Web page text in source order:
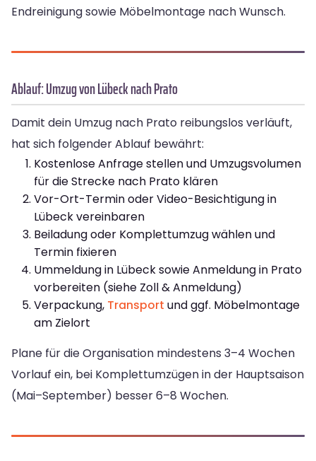
Endreinigung sowie Möbelmontage nach Wunsch.
Ablauf: Umzug von Lübeck nach Prato
Damit dein Umzug nach Prato reibungslos verläuft,
hat sich folgender Ablauf bewährt:
Kostenlose Anfrage stellen und Umzugsvolumen
für die Strecke nach Prato klären
Vor-Ort-Termin oder Video-Besichtigung in
Lübeck vereinbaren
Beiladung oder Komplettumzug wählen und
Termin fixieren
Ummeldung in Lübeck sowie Anmeldung in Prato
vorbereiten (siehe Zoll & Anmeldung)
Verpackung, Transport und ggf. Möbelmontage
am Zielort
Plane für die Organisation mindestens 3–4 Wochen
Vorlauf ein, bei Komplettumzügen in der Hauptsaison
(Mai–September) besser 6–8 Wochen.